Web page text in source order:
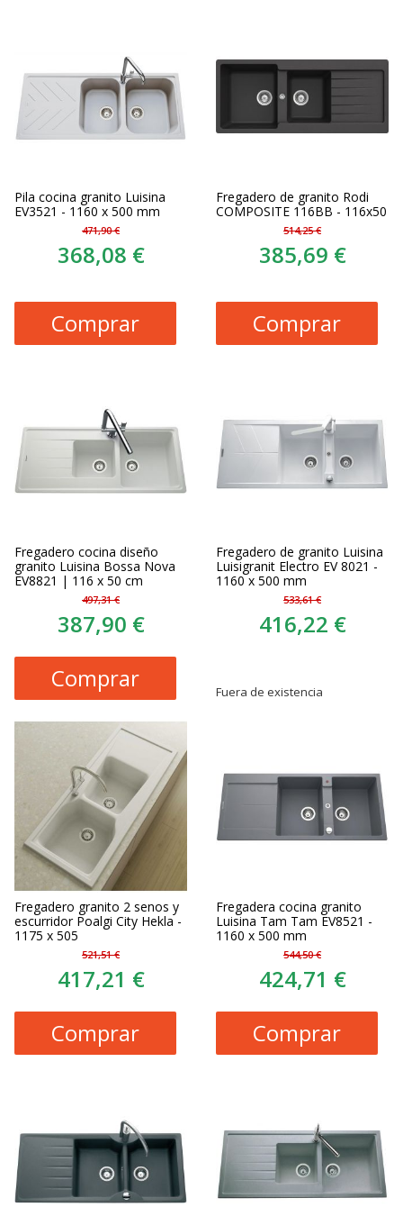
Pila cocina granito Luisina
EV3521 - 1160 x 500 mm
471,90 €
368,08 €
Comprar
Fregadero de granito Rodi
COMPOSITE 116BB - 116x50
514,25 €
385,69 €
Comprar
Fregadero cocina diseño
granito Luisina Bossa Nova
EV8821 | 116 x 50 cm
497,31 €
387,90 €
Comprar
Fregadero de granito Luisina
Luisigranit Electro EV 8021 -
1160 x 500 mm
533,61 €
416,22 €
Fuera de existencia
Fregadero granito 2 senos y
escurridor Poalgi City Hekla -
1175 x 505
521,51 €
417,21 €
Comprar
Fregadera cocina granito
Luisina Tam Tam EV8521 -
1160 x 500 mm
544,50 €
424,71 €
Comprar